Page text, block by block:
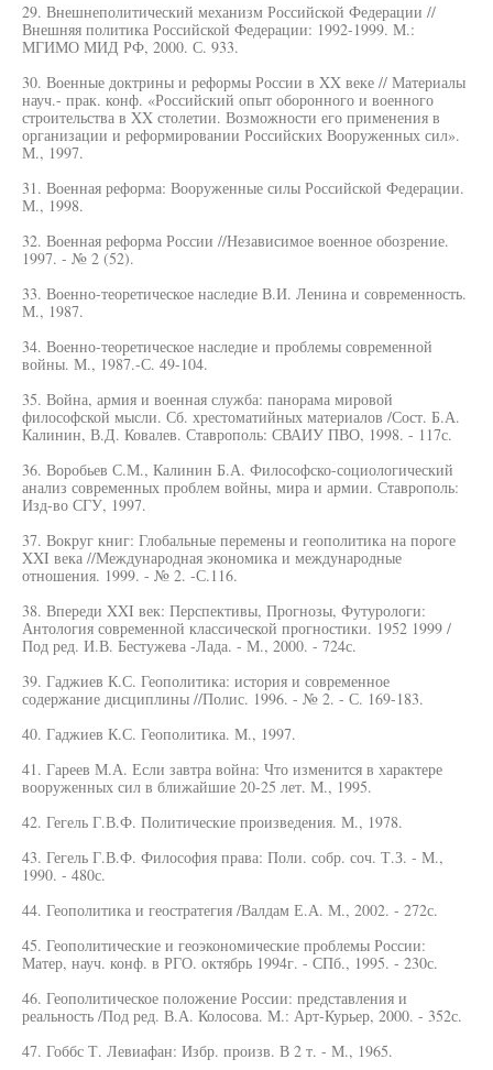
29. Внешнеполитический механизм Российской Федерации //
Внешняя политика Российской Федерации: 1992-1999. М.:
МГИМО МИД РФ, 2000. С. 933.
30. Военные доктрины и реформы России в XX веке // Материалы
науч.- прак. конф. «Российский опыт оборонного и военного
строительства в XX столетии. Возможности его применения в
организации и реформировании Российских Вооруженных сил».
М., 1997.
31. Военная реформа: Вооруженные силы Российской Федерации.
М., 1998.
32. Военная реформа России //Независимое военное обозрение.
1997. - № 2 (52).
33. Военно-теоретическое наследие В.И. Ленина и современность.
М., 1987.
34. Военно-теоретическое наследие и проблемы современной
войны. М., 1987.-С. 49-104.
35. Война, армия и военная служба: панорама мировой
философской мысли. Сб. хрестоматийных материалов /Сост. Б.А.
Калинин, В.Д. Ковалев. Ставрополь: СВАИУ ПВО, 1998. - 117с.
36. Воробьев С.М., Калинин Б.А. Философско-социологический
анализ современных проблем войны, мира и армии. Ставрополь:
Изд-во СГУ, 1997.
37. Вокруг книг: Глобальные перемены и геополитика на пороге
XXI века //Международная экономика и международные
отношения. 1999. - № 2. -С.116.
38. Впереди XXI век: Перспективы, Прогнозы, Футурологи:
Антология современной классической прогностики. 1952 1999 /
Под ред. И.В. Бестужева -Лада. - М., 2000. - 724с.
39. Гаджиев К.С. Геополитика: история и современное
содержание дисциплины //Полис. 1996. - № 2. - С. 169-183.
40. Гаджиев К.С. Геополитика. М., 1997.
41. Гареев М.А. Если завтра война: Что изменится в характере
вооруженных сил в ближайшие 20-25 лет. М., 1995.
42. Гегель Г.В.Ф. Политические произведения. М., 1978.
43. Гегель Г.В.Ф. Философия права: Поли. собр. соч. Т.З. - М.,
1990. - 480с.
44. Геополитика и геостратегия /Валдам Е.А. М., 2002. - 272с.
45. Геополитические и геоэкономические проблемы России:
Матер, науч. конф. в РГО. октябрь 1994г. - СПб., 1995. - 230с.
46. Геополитическое положение России: представления и
реальность /Под ред. В.А. Колосова. М.: Арт-Курьер, 2000. - 352с.
47. Гоббс Т. Левиафан: Избр. произв. В 2 т. - М., 1965.